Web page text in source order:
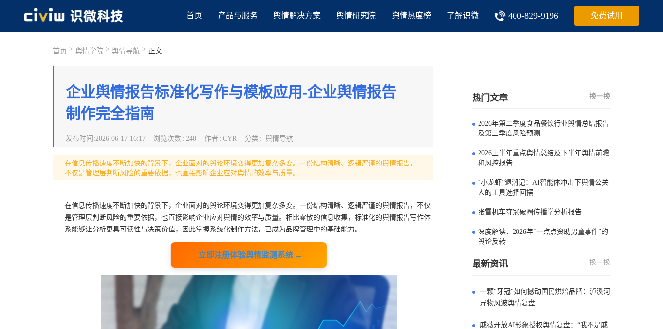
首页 产品与服务 舆情解决方案 舆情研究院 舆情热度榜 了解识微 400-829-9196 免费试用
首页 > 舆情学院 > 舆情导航 > 正文
企业舆情报告标准化写作与模板应用-企业舆情报告
制作完全指南
发布时间 :2026-06-17 16:17 浏览次数 : 240 作者 : CYR 分类 : 舆情导航
在信息传播速度不断加快的背景下，企业面对的舆论环境变得更加复杂多变。一份结构清晰、逻辑严谨的舆情报告，
不仅是管理层判断风险的重要依据，也直接影响企业应对舆情的效率与质量。
在信息传播速度不断加快的背景下，企业面对的舆论环境变得更加复杂多变。一份结构清晰、逻辑严谨的舆情报告，不仅
是管理层判断风险的重要依据，也直接影响企业应对舆情的效率与质量。相比零散的信息收集，标准化的舆情报告写作体
系能够让分析更具可读性与决策价值，因此掌握系统化制作方法，已成为品牌管理中的基础能力。
立即注册体验舆情监测系统 →
热门文章 换一换
2026年第二季度食品餐饮行业舆情总结报告
及第三季度风险预测
2026上半年重点舆情总结及下半年舆情前瞻
和风控报告
“小龙虾”退潮记：AI智能体冲击下舆情公关
人的工具选择回摆
张雪机车夺冠破圈传播学分析报告
深度解读：2026年“一点点资助男童事件”的
舆论反转
最新资讯 换一换
一颗"牙冠"如何撼动国民烘焙品牌：泸溪河
异物风波舆情复盘
戚薇开放AI形象授权舆情复盘：“我不是戚